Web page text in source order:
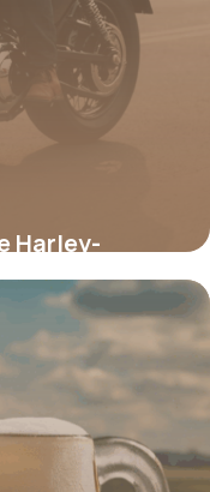
Harley-
qui allie
discrétion